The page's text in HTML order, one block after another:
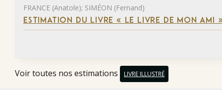
FRANCE (Anatole); SIMÉON (Fernand)
ESTIMATION DU LIVRE « LE LIVRE DE MON AMI
Voir toutes nos estimations LIVRE ILLUSTRÉ